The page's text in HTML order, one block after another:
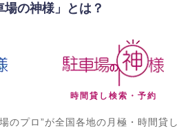
場の神様」とは？
時間貸し検索・予約
のプロ”が全国各地の月極・時間貸し